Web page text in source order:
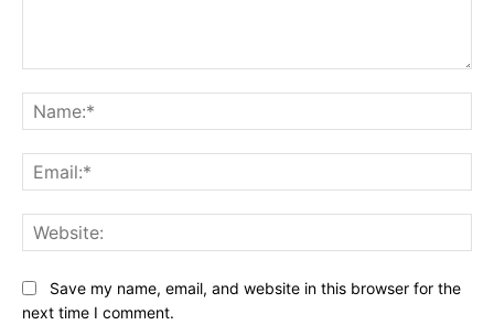
Save my name, email, and website in this browser for the
next time I comment.